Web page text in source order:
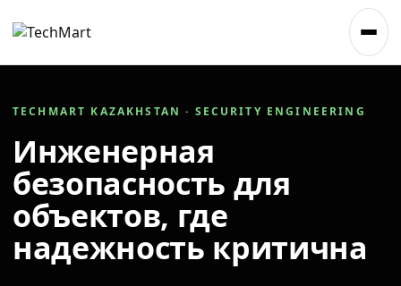
TECHMART KAZAKHSTAN · SECURITY ENGINEERING
Инженерная
безопасность для
объектов, где
надежность критична